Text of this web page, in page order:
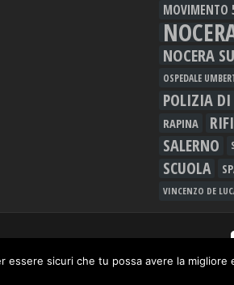
MOVIMENTO
NOCERA
OSPEDALE
POLIZIA DI
RAPINA
SALERNO
SCUOLA
VINCENZO DE
Registrata presso Tribunale di Nocera
essere sicuri che tu possa avere la